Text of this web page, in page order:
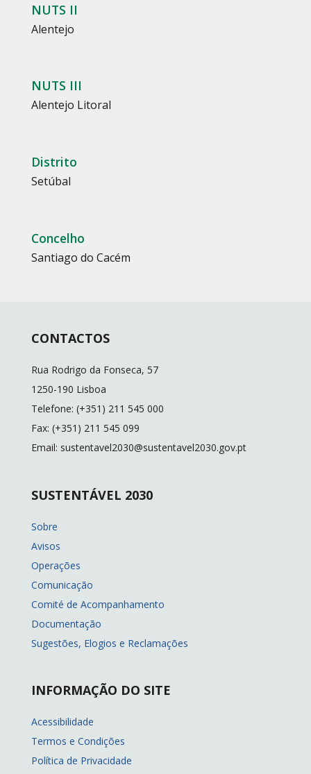
NUTS II
Alentejo
NUTS III
Alentejo Litoral
Distrito
Setúbal
Concelho
Santiago do Cacém
CONTACTOS
Rua Rodrigo da Fonseca, 57
1250-190 Lisboa
Telefone: (+351) 211 545 000
Fax: (+351) 211 545 099
Email: sustentavel2030@sustentavel2030.gov.pt
SUSTENTÁVEL 2030
Sobre
Avisos
Operações
Comunicação
Comité de Acompanhamento
Documentação
Sugestões, Elogios e Reclamações
INFORMAÇÃO DO SITE
Acessibilidade
Termos e Condições
Política de Privacidade